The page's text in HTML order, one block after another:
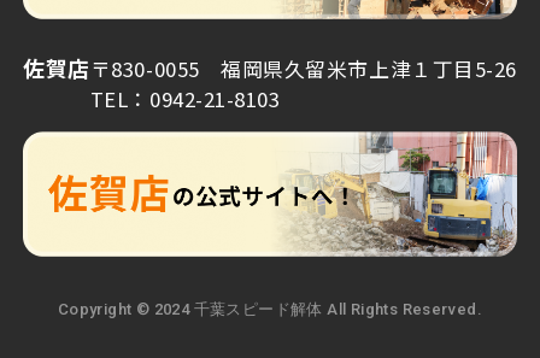
佐賀店〒830-0055 福岡県久留米市上津１丁目5-26
TEL：0942-21-8103
Copyright © 2024 千葉スピード解体 All Rights Reserved.